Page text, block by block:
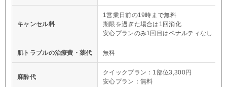
キャンセル料
1営業日前の19時まで無料
期限を過ぎた場合は1回消化
安心プランのみ1回目はペナルティなし
肌トラブルの治療費・薬代 無料
麻酔代
クイックプラン：1部位3,300円
安心プラン：無料